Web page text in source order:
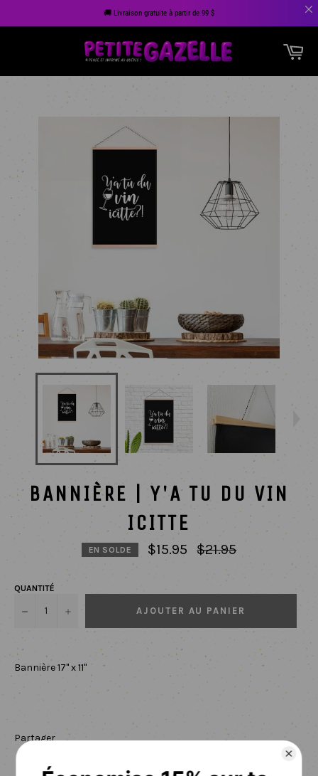
🚚 Livraison gratuite à partir de 99 $
BANNIÈRE | Y'A TU DU VIN
ICITTE
EN SOLDE $15.95
Prix
régulier
$21.95
QUANTITÉ
− + AJOUTER AU PANIER
Bannière 17" x 11"
Partager
sur